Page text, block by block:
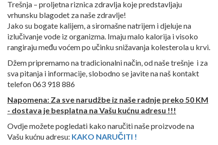
Trešnja – proljetna riznica zdravlja koje predstavljaju
vrhunsku blagodet za naše zdravlje!
Jako su bogate kalijem, a siromašne natrijem i djeluje na
izlučivanje vode iz organizma. Imaju malo kalorija i visoko
rangiraju među voćem po učinku snižavanja kolesterola u krvi.
Džem pripremamo na tradicionalni način, od naše trešnje i za
sva pitanja i informacije, slobodno se javite na naš kontakt
telefon 063 918 886
Napomena: Za sve narudžbe iz naše radnje preko 50 KM
- dostava je besplatna na Vašu kućnu adresu !!!
Ovdje možete pogledati kako naručiti naše proizvode na
Vašu kućnu adresu: KAKO NARUČITI !